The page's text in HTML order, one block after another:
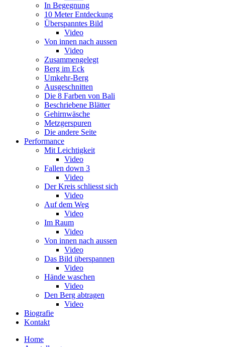
In Begegnung
10 Meter Entdeckung
Überspanntes Bild
Video
Von innen nach aussen
Video
Zusammengelegt
Berg im Eck
Umkehr-Berg
Ausgeschnitten
Die 8 Farben von Bali
Beschriebene Blätter
Gehirnwäsche
Metzgerspuren
Die andere Seite
Performance
Mit Leichtigkeit
Video
Fallen down 3
Video
Der Kreis schliesst sich
Video
Auf dem Weg
Video
Im Raum
Video
Von innen nach aussen
Video
Das Bild überspannen
Video
Hände waschen
Video
Den Berg abtragen
Video
Biografie
Kontakt
Home